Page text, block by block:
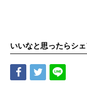
いいなと思ったらシ
Share Tweet